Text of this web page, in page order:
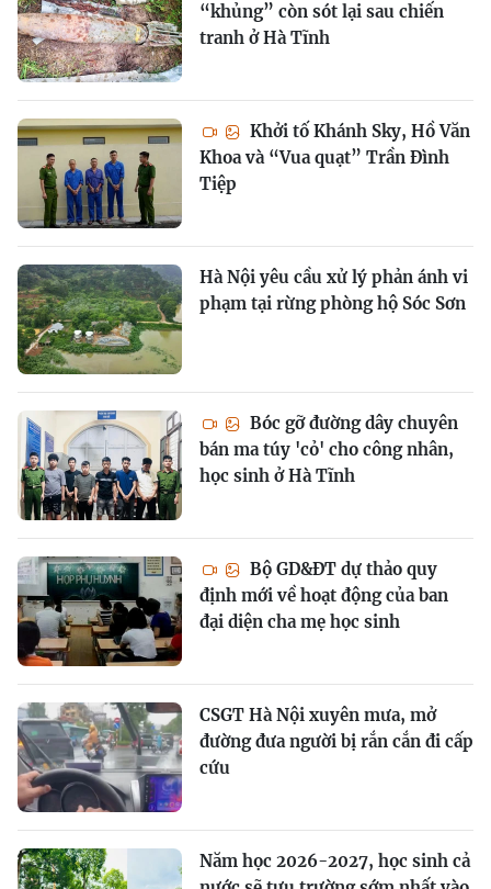
“khủng” còn sót lại sau chiến
tranh ở Hà Tĩnh
Khởi tố Khánh Sky, Hồ Văn
Khoa và “Vua quạt” Trần Đình
Tiệp
Hà Nội yêu cầu xử lý phản ánh vi
phạm tại rừng phòng hộ Sóc Sơn
Bóc gỡ đường dây chuyên
bán ma túy 'cỏ' cho công nhân,
học sinh ở Hà Tĩnh
Bộ GD&ĐT dự thảo quy
định mới về hoạt động của ban
đại diện cha mẹ học sinh
CSGT Hà Nội xuyên mưa, mở
đường đưa người bị rắn cắn đi cấp
cứu
Năm học 2026-2027, học sinh cả